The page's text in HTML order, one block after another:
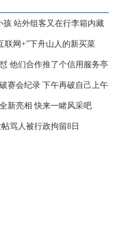
孩 站外组客又在行李箱内藏
联网+”下舟山人的新买菜
他们合作推了个信用服务亭
赛会纪录 下午再破自己上午
新亮相 快来一睹风采吧
骂人被行政拘留8日